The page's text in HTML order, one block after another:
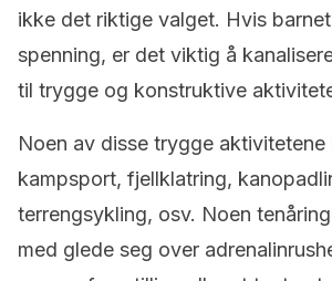
ikke det riktige valget. Hvis
spenning, er det viktig å
til trygge og konstruktive
Noen av disse trygge
kampsport, fjellklatring,
terrengsykling, osv. Noen
med glede seg over